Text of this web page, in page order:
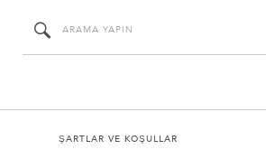
ŞARTLAR VE KOŞULLAR